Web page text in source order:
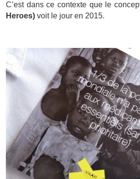
C’est dans ce contexte que le
Heroes) voit le jour en 2015.